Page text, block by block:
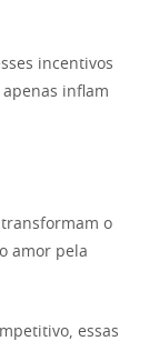
incentivos
inflam
o
amor pela
essas